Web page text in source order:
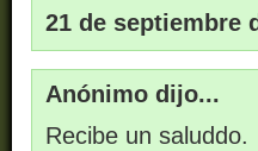
21 de septiembre
Anónimo dijo...
Recibe un saluddo.